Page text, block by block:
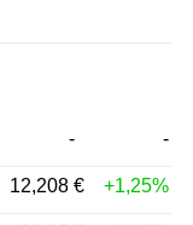
- -
12,208 € +1,25%